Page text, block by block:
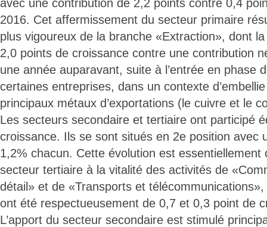
avec une contribution de 2,2 points contre 0,4
2016. Cet affermissement du secteur primaire
plus vigoureux de la branche «Extraction», dont
2,0 points de croissance contre une contribution
une année auparavant, suite à l’entrée en phase
certaines entreprises, dans un contexte
principaux métaux d’exportations (le cuivre et le
Les secteurs secondaire et tertiaire ont participé
croissance. Ils se sont situés en 2e position avec
1,2% chacun. Cette évolution est essentiellement
secteur tertiaire à la vitalité des activités de
détail» et de «Transports et
ont été respectueusement de 0,7 et 0,3 point de
L’apport du secteur secondaire est stimulé